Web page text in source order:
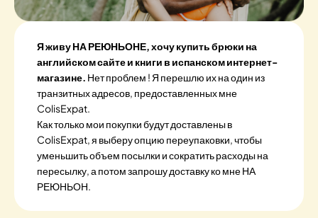
Я живу НА РЕЮНЬОНЕ, хочу купить брюки на
английском сайте и книги в испанском интернет-
магазине. Нет проблем ! Я перешлю их на один из
транзитных адресов, предоставленных мне
ColisExpat.
Как только мои покупки будут доставлены в
ColisExpat, я выберу опцию переупаковки, чтобы
уменьшить объем посылки и сократить расходы на
пересылку, а потом запрошу доставку ко мне НА
РЕЮНЬОН.